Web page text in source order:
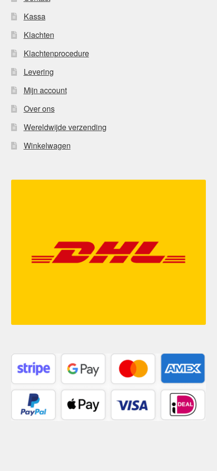
Kassa
Klachten
Klachtenprocedure
Levering
Mijn account
Over ons
Wereldwijde verzending
Winkelwagen